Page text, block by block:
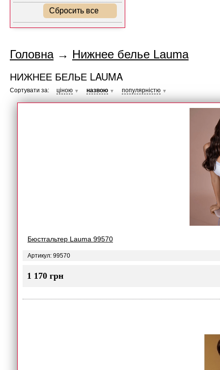
Сбросить все
Головна→ Нижнее белье Lauma
НИЖНЕЕ БЕЛЬЕ LAUMA
Сортувати за: ціною ▼ назвою ▼ популярністю ▼
Бюстгальтер Lauma 99570
Артикул: 99570
1 170 грн